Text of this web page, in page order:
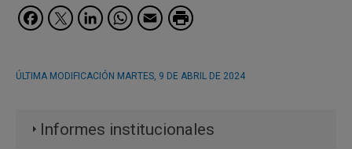
Facebook
Twitter
LinkedIn
WhatsApp
Email
ÚLTIMA MODIFICACIÓN MARTES, 9 DE ABRIL DE 2024
Informes institucionales